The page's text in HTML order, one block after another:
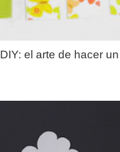
DIY: el arte de hacer